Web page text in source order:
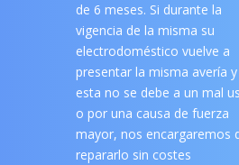
de 6 meses. Si durante la
vigencia de la misma su
electrodoméstico vuelve a
presentar la misma avería y
esta no se debe a un mal
o por una causa de fuerza
mayor, nos encargaremos
repararlo sin costes